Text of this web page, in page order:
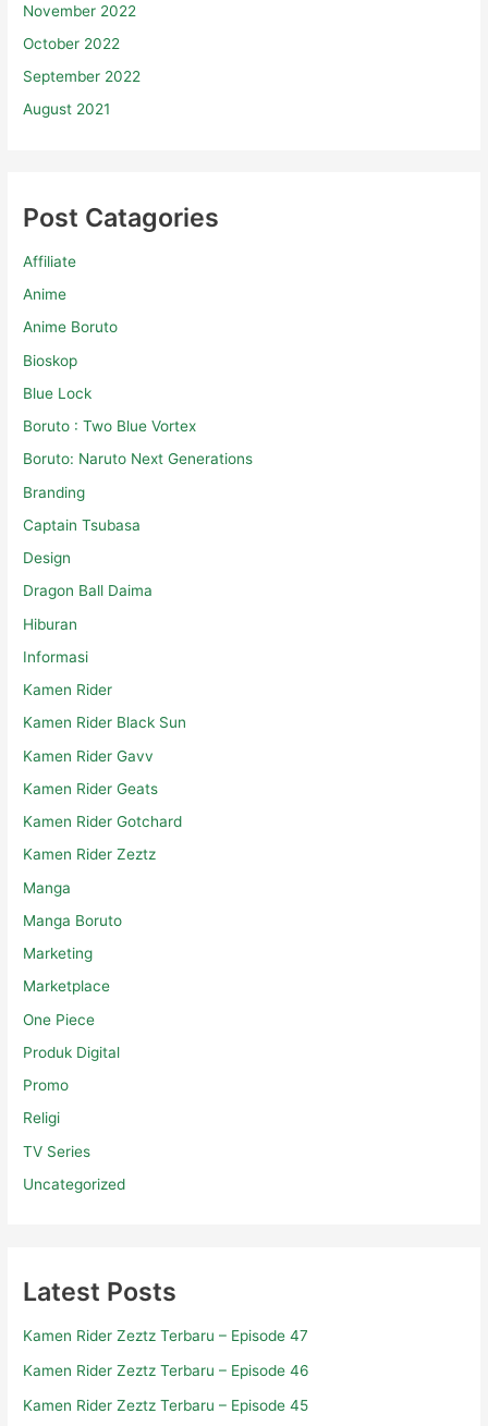
November 2022
October 2022
September 2022
August 2021
Post Catagories
Affiliate
Anime
Anime Boruto
Bioskop
Blue Lock
Boruto : Two Blue Vortex
Boruto: Naruto Next Generations
Branding
Captain Tsubasa
Design
Dragon Ball Daima
Hiburan
Informasi
Kamen Rider
Kamen Rider Black Sun
Kamen Rider Gavv
Kamen Rider Geats
Kamen Rider Gotchard
Kamen Rider Zeztz
Manga
Manga Boruto
Marketing
Marketplace
One Piece
Produk Digital
Promo
Religi
TV Series
Uncategorized
Latest Posts
Kamen Rider Zeztz Terbaru – Episode 47
Kamen Rider Zeztz Terbaru – Episode 46
Kamen Rider Zeztz Terbaru – Episode 45